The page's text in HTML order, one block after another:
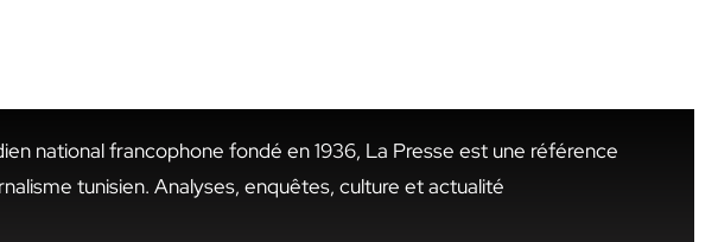
national francophone fondé en 1936, La Presse est une référence
tunisien. Analyses, enquêtes, culture et actualité